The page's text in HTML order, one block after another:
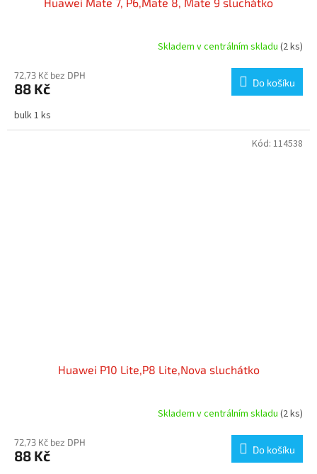
Skladem v centrálním skladu (2 ks)
72,73 Kč bez DPH
88 Kč Do košíku
bulk 1 ks
Huawei P10 Lite,P8 Lite,Nova sluchátko
Skladem v centrálním skladu (2 ks)
72,73 Kč bez DPH
88 Kč Do košíku
Kód: 114538